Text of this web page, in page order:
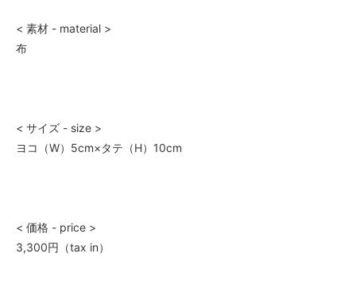
< 素材 - material >
布
< サイズ - size >
ヨコ（W）5cm×タテ（H）10cm
< 価格 - price >
3,300円（tax in）